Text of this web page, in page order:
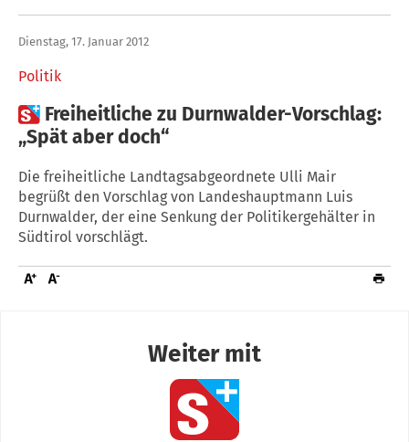
Politik
Dienstag, 17. Januar 2012
 Freiheitliche zu Durnwalder-Vorschlag:
„Spät aber doch“
Die freiheitliche Landtagsabgeordnete Ulli Mair
begrüßt den Vorschlag von Landeshauptmann Luis
Durnwalder, der eine Senkung der Politikergehälter in
Südtirol vorschlägt.